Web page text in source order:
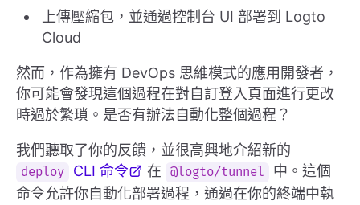
上傳壓縮包，並通過控制台 UI 部署到 Logto
Cloud
然而，作為擁有 DevOps 思維模式的應用開發者，
你可能會發現這個過程在對自訂登入頁面進行更改
時過於繁瑣。是否有辦法自動化整個過程？
我們聽取了你的反饋，並很高興地介紹新的
deploy CLI 命令 在 @logto/tunnel
中。這個
命令允許你自動化部署過程，通過在你的終端中執